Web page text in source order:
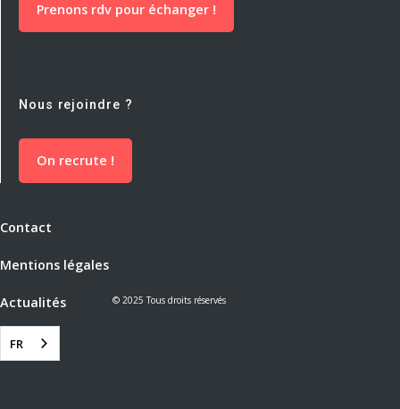
Prenons rdv pour échanger !
Nous rejoindre ?
On recrute !
Contact
Mentions légales
Actualités © 2025 Tous droits réservés
FR